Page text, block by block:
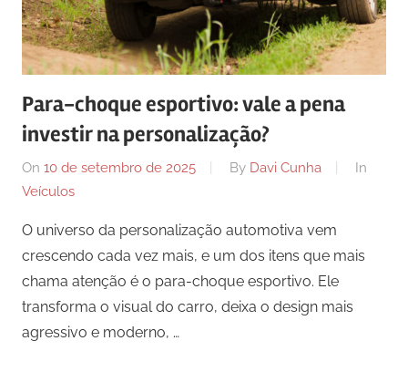
comunicação
ativos
com
seus
vários
Para-choque esportivo: vale a pena
investir na personalização?
On 10 de setembro de 2025 By Davi Cunha
In
Veículos
O universo da personalização automotiva vem
crescendo cada vez mais, e um dos itens que mais
chama atenção é o para-choque esportivo. Ele
transforma o visual do carro, deixa o design mais
agressivo e moderno, …